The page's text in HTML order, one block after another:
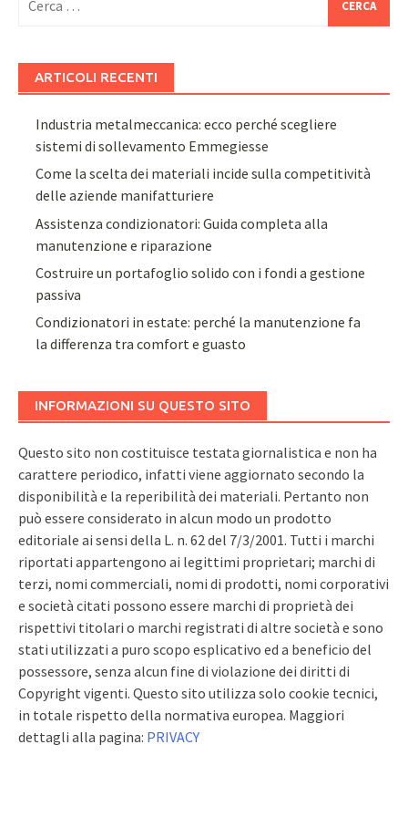
per:
ARTICOLI RECENTI
Industria metalmeccanica: ecco perché scegliere
sistemi di sollevamento Emmegiesse
Come la scelta dei materiali incide sulla competitività
delle aziende manifatturiere
Assistenza condizionatori: Guida completa alla
manutenzione e riparazione
Costruire un portafoglio solido con i fondi a gestione
passiva
Condizionatori in estate: perché la manutenzione fa
la differenza tra comfort e guasto
INFORMAZIONI SU QUESTO SITO
Questo sito non costituisce testata giornalistica e non ha
carattere periodico, infatti viene aggiornato secondo la
disponibilità e la reperibilità dei materiali. Pertanto non
può essere considerato in alcun modo un prodotto
editoriale ai sensi della L. n. 62 del 7/3/2001. Tutti i marchi
riportati appartengono ai legittimi proprietari; marchi di
terzi, nomi commerciali, nomi di prodotti, nomi corporativi
e società citati possono essere marchi di proprietà dei
rispettivi titolari o marchi registrati di altre società e sono
stati utilizzati a puro scopo esplicativo ed a beneficio del
possessore, senza alcun fine di violazione dei diritti di
Copyright vigenti. Questo sito utilizza solo cookie tecnici,
in totale rispetto della normativa europea. Maggiori
dettagli alla pagina: PRIVACY